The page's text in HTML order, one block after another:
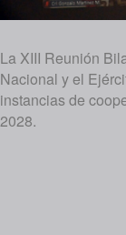
La XIII Reunión
Nacional y el
instancias de
2028.